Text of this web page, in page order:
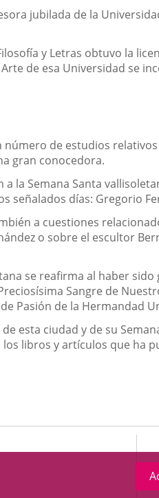
jubilada de la
y Letras obtuvo la
de esa Universidad se
de estudios
gran conocedora.
la Semana Santa
días: Gregorio
a cuestiones
o sobre el escultor
se reafirma al haber
Sangre de
Pasión de la Hermandad
esta ciudad y de su
libros y artículos que ha